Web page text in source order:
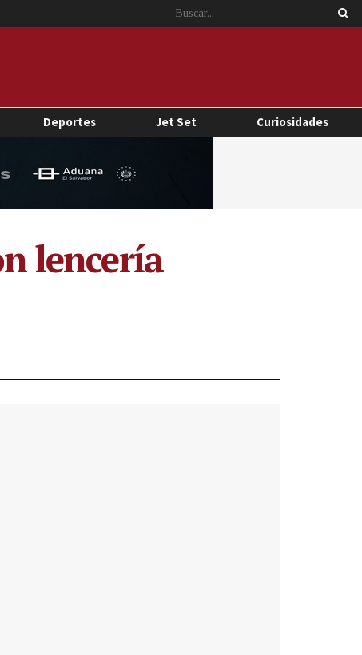
Deportes Jet Set Curiosidades
lencería